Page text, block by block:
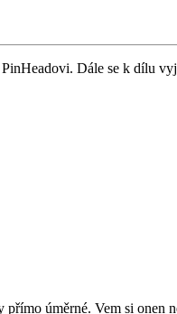
Dále se k dílu
úměrné. Vem si onen